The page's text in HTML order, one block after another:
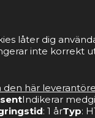
låter dig
inte korrekt
den här
Indikerar
: 1 årTyp: